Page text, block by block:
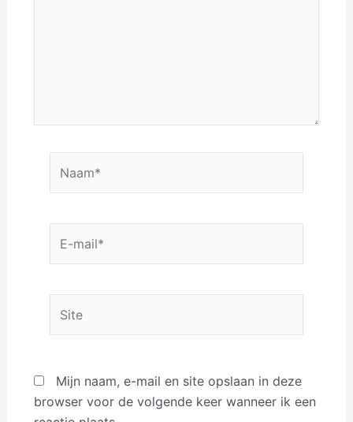
mail*
Mijn naam, e-mail en site opslaan in deze
browser voor de volgende keer wanneer ik een